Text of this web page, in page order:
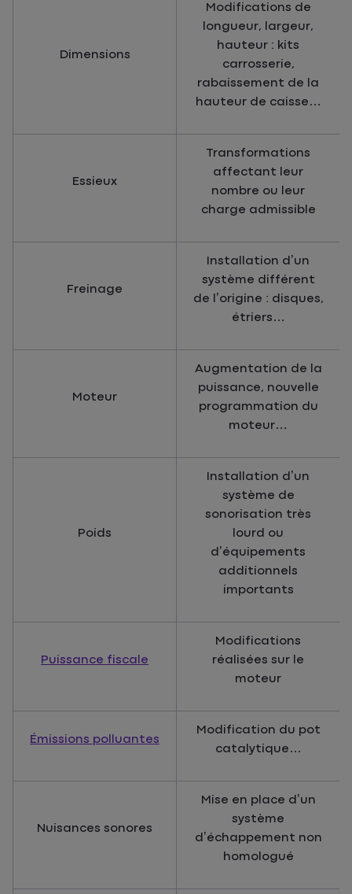
Dimensions
Modifications de
longueur, largeur,
hauteur : kits
carrosserie,
rabaissement de la
hauteur de caisse…
Essieux
Transformations
affectant leur
nombre ou leur
charge admissible
Freinage
Installation d’un
système différent
de l’origine : disques,
étriers…
Moteur
Augmentation de la
puissance, nouvelle
programmation du
moteur…
Poids
Installation d’un
système de
sonorisation très
lourd ou
d’équipements
additionnels
importants
Puissance fiscale
Modifications
réalisées sur le
moteur
Émissions polluantes
Modification du pot
catalytique…
Nuisances sonores
Mise en place d’un
système
d’échappement non
homologué